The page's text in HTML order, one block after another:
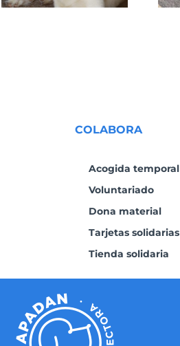
COLABORA
Acogida temporal
Voluntariado
Dona material
Tarjetas solidarias
Tienda solidaria